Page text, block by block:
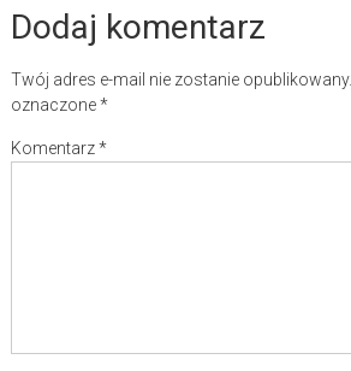
Dodaj komentarz
Twój adres e-mail nie zostanie opublikowany.
oznaczone*
Komentarz*